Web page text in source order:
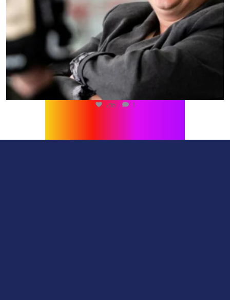
216 1